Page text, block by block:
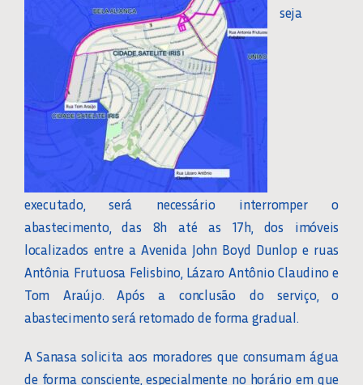
seja
executado, será necessário interromper o
abastecimento, das 8h até as 17h, dos imóveis
localizados entre a Avenida John Boyd Dunlop e ruas
Antônia Frutuosa Felisbino, Lázaro Antônio Claudino e
Tom Araújo. Após a conclusão do serviço, o
abastecimento será retomado de forma gradual.
A Sanasa solicita aos moradores que consumam água
de forma consciente, especialmente no horário em que